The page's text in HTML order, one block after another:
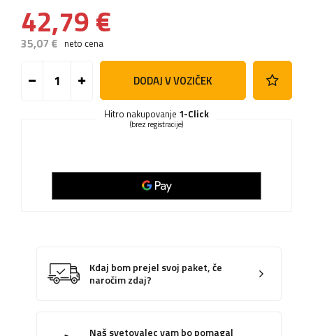
42,79 €
35,07 € neto cena
DODAJ V VOZIČEK
Hitro nakupovanje 1-Click
(brez registracije)
Kdaj bom prejel svoj paket, če
naročim zdaj?
Naš svetovalec vam bo pomagal